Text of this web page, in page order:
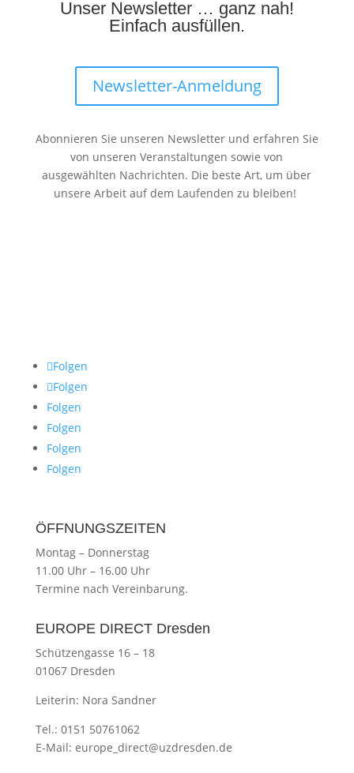
Unser Newsletter … ganz nah!
Einfach ausfüllen.
Newsletter-Anmeldung
Abonnieren Sie unseren Newsletter und erfahren Sie
von unseren Veranstaltungen sowie von
ausgewählten Nachrichten. Die beste Art, um über
unsere Arbeit auf dem Laufenden zu bleiben!
Folgen
Folgen
Folgen
Folgen
Folgen
Folgen
ÖFFNUNGSZEITEN
Montag –Donnerstag
11.00 Uhr –16.00 Uhr
Termine nach Vereinbarung.
EUROPE DIRECT Dresden
Schützengasse 16 – 18
01067 Dresden
Leiterin: Nora Sandner
Tel.: 0151 50761062
E-Mail: europe_direct@uzdresden.de